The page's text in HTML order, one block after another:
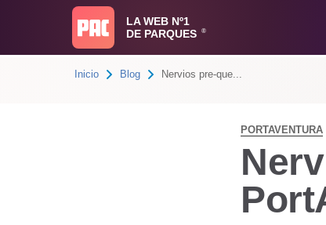
LA WEB Nº1
DE PARQUES
®
Inicio Blog Nervios pre-que...
PORTAVENTURA